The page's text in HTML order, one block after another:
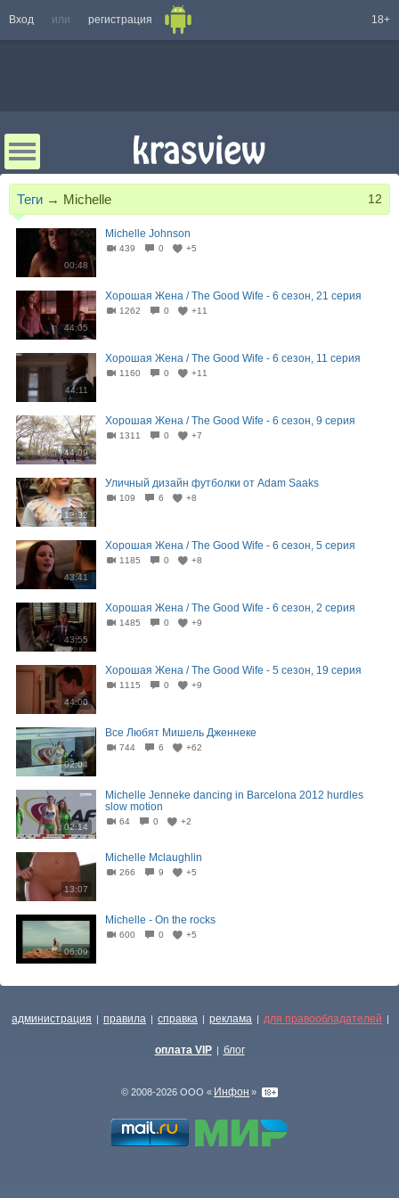
Вход или регистрация 18+
Теги → Michelle 12
00:48
Michelle Johnson
439 0 +5
44:05
Хорошая Жена / The Good Wife - 6 сезон, 21 серия
1262 0 +11
44:11
Хорошая Жена / The Good Wife - 6 сезон, 11 серия
1160 0 +11
44:09
Хорошая Жена / The Good Wife - 6 сезон, 9 серия
1311 0 +7
12:32
Уличный дизайн футболки от Adam Saaks
109 6 +8
43:41
Хорошая Жена / The Good Wife - 6 сезон, 5 серия
1185 0 +8
43:55
Хорошая Жена / The Good Wife - 6 сезон, 2 серия
1485 0 +9
44:00
Хорошая Жена / The Good Wife - 5 сезон, 19 серия
1115 0 +9
02:04
Все Любят Мишель Дженнеке
744 6 +62
02:14
Michelle Jenneke dancing in Barcelona 2012 hurdles
slow motion
64 0 +2
13:07
Michelle Mclaughlin
266 9 +5
06:09
Michelle - On the rocks
600 0 +5
администрация | правила | справка | реклама | для правообладателей |
оплата VIP | блог
© 2008-2026 ООО « Инфон »